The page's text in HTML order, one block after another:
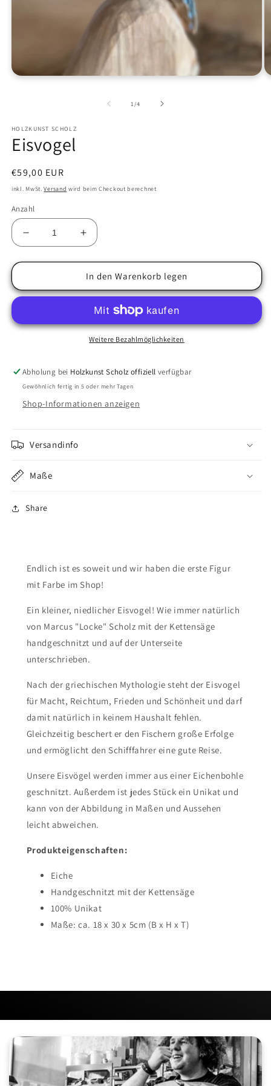
Medien
1 /von
4
HOLZKUNST SCHOLZ
Eisvogel
Normaler
Preis
€59,00 EUR
inkl. MwSt.Versand wird beim Checkout berechnet
Anzahl
Verringere
die
Menge
Eisvogel
Erhöhe
die
Menge
für
Eisvogel
In den Warenkorb legen
Weitere Bezahlmöglichkeiten
Abholung bei Holzkunst Scholz offiziell verfügbar
Gewöhnlich fertig in 5 oder mehr Tagen
Shop-Informationen anzeigen
Versandinfo
Maße
Share
Endlich ist es soweit und wir haben die erste Figur
mit Farbe im Shop!
Ein kleiner, niedlicher Eisvogel! Wie immer natürlich
von Marcus "Locke" Scholz mit der Kettensäge
handgeschnitzt und auf der Unterseite
unterschrieben.
Nach der griechischen Mythologie steht der Eisvogel
für Macht, Reichtum, Frieden und Schönheit und darf
damit natürlich in keinem Haushalt fehlen.
Gleichzeitig beschert er den Fischern große Erfolge
und ermöglicht den Schifffahrer eine gute Reise.
Unsere Eisvögel werden immer aus einer Eichenbohle
geschnitzt. Außerdem ist jedes Stück ein Unikat und
kann von der Abbildung in Maßen und Aussehen
leicht abweichen.
Produkteigenschaften:
Eiche
Handgeschnitzt mit der Kettensäge
100% Unikat
Maße: ca. 18 x 30 x 5cm (B x H x T)